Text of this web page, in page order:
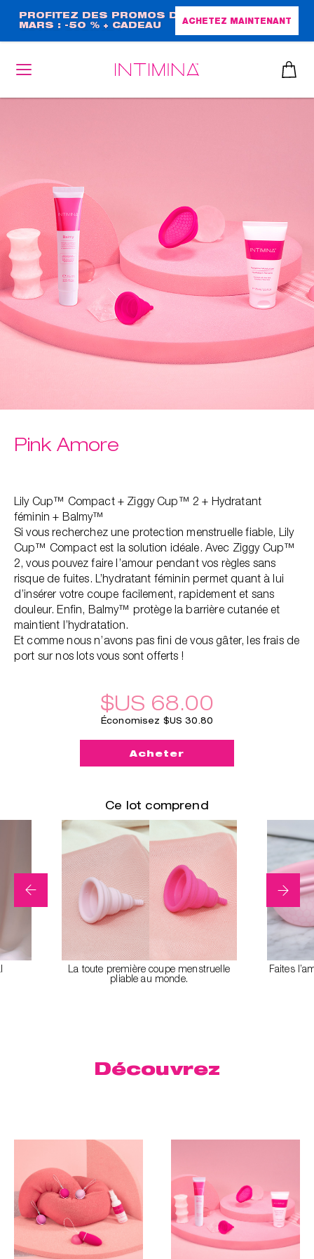
contenu
principal
PROFITEZ DES PROMOS DE
MARS : -50 % + CADEAU
ACHETEZ MAINTENANT
Pink Amore
Lily Cup™ Compact + Ziggy Cup™ 2 + Hydratant
féminin + Balmy™
Si vous recherchez une protection menstruelle fiable, Lily
Cup™ Compact est la solution idéale. Avec Ziggy Cup™
2, vous pouvez faire l’amour pendant vos règles sans
risque de fuites. L’hydratant féminin permet quant à lui
d’insérer votre coupe facilement, rapidement et sans
douleur. Enfin, Balmy™ protège la barrière cutanée et
maintient l’hydratation.
Et comme nous n’avons pas fini de vous gâter, les frais de
port sur nos lots vous sont offerts !
$US 68.00
Économisez $US 30.80
Acheter
Ce lot comprend
La toute première coupe menstruelle
pliable au monde.
Faites
Découvrez